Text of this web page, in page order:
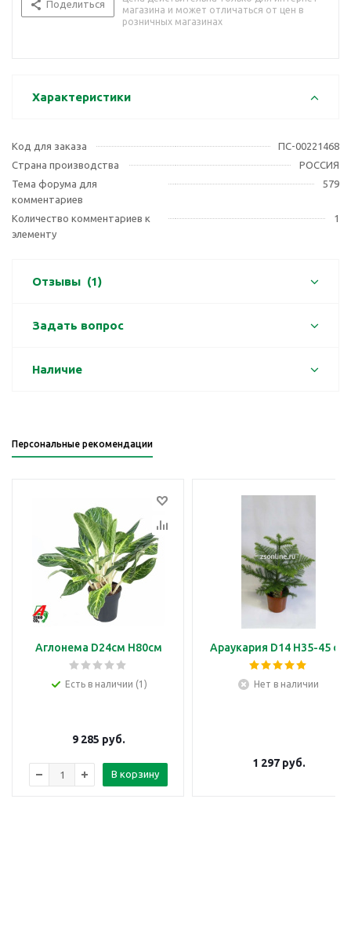
Поделиться
магазина и может отличаться от цен в
розничных магазинах
Характеристики
Код для заказа
ПС-00221468
Страна производства
РОССИЯ
Тема форума для
комментариев
579
Количество комментариев к
элементу
1
Отзывы (1)
Задать вопрос
Наличие
Персональные рекомендации
Аглонема D24см H80см
Есть в наличии (1)
9 285 руб.
В корзину
Араукария D14 H35-45 см
Нет в наличии
1 297руб.